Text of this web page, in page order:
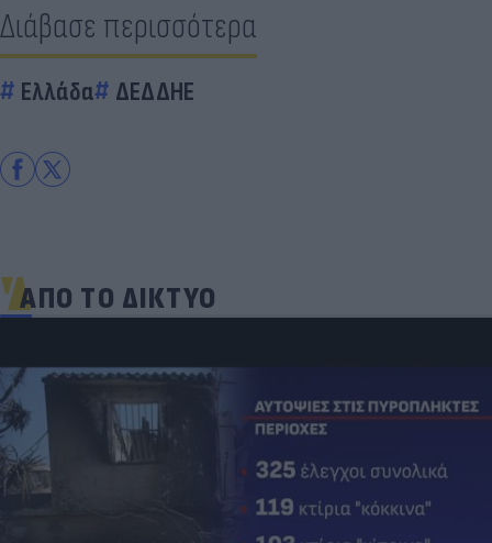
Διάβασε περισσότερα
Ελλάδα ΔΕΔΔΗΕ
ΑΠΟ ΤΟ ΔΙΚΤΥΟ